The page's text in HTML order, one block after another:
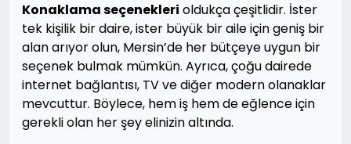
Konaklama seçenekleri oldukça çeşitlidir. İster
tek kişilik bir daire, ister büyük bir aile için geniş bir
alan arıyor olun, Mersin’de her bütçeye uygun bir
seçenek bulmak mümkün. Ayrıca, çoğu dairede
internet bağlantısı, TV ve diğer modern olanaklar
mevcuttur. Böylece, hem iş hem de eğlence için
gerekli olan her şey elinizin altında.